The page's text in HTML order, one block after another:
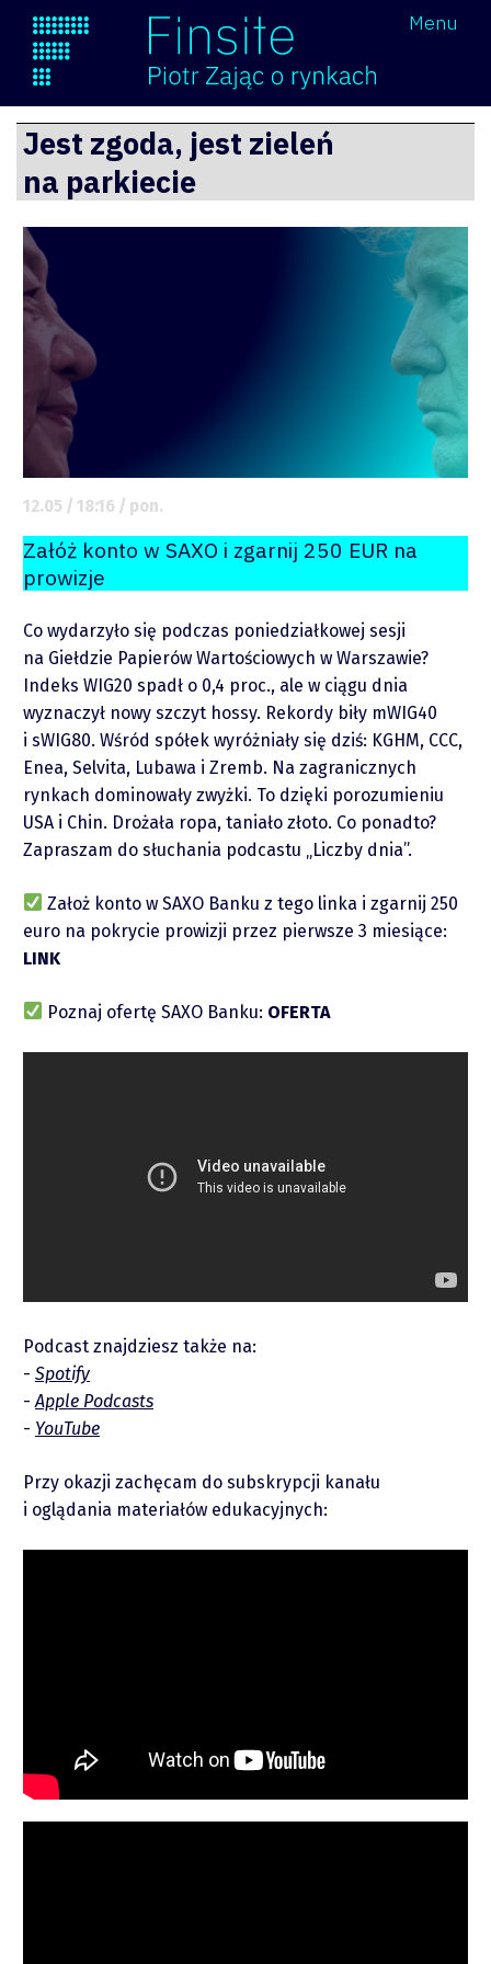
Menu
O mnie
Zastrzeżenie
Współpraca
Wsparcie
Raporty
Video
YouTube
LinkedIn
Przejdź
do
treści
Jest zgoda, jest zieleń
na parkiecie
12.05 / 18:16 / pon.
Załóż konto w SAXO i zgarnij 250 EUR na
prowizje
Co wydarzyło się podczas poniedziałkowej sesji
na Giełdzie Papierów Wartościowych w Warszawie?
Indeks WIG20 spadł o 0,4 proc., ale w ciągu dnia
wyznaczył nowy szczyt hossy. Rekordy biły mWIG40
i sWIG80. Wśród spółek wyróżniały się dziś: KGHM, CCC,
Enea, Selvita, Lubawa i Zremb. Na zagranicznych
rynkach dominowały zwyżki. To dzięki porozumieniu
USA i Chin. Drożała ropa, taniało złoto. Co ponadto?
Zapraszam do słuchania podcastu „Liczby dnia”.
Założ konto w SAXO Banku z tego linka i zgarnij 250
euro na pokrycie prowizji przez pierwsze 3 miesiące:
LINK
Poznaj ofertę SAXO Banku: OFERTA
Podcast znajdziesz także na:
Spotify
Apple Podcasts
YouTube
Przy okazji zachęcam do subskrypcji kanału
i oglądania materiałów edukacyjnych: